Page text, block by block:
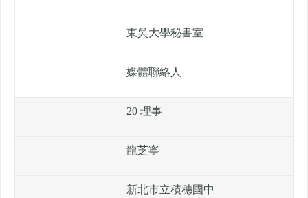
東吳大學秘書室
媒體聯絡人
20 理事
龍芝寧
新北市立積穗國中